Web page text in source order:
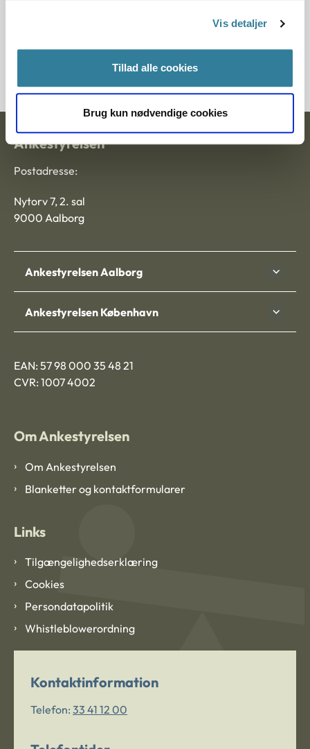
Vis detaljer
Tillad alle cookies
Brug kun nødvendige cookies
Ankestyrelsen
Postadresse:
Nytorv 7, 2. sal
9000 Aalborg
Ankestyrelsen Aalborg
Ankestyrelsen København
EAN: 57 98 000 35 48 21
CVR: 1007 4002
Om Ankestyrelsen
Om Ankestyrelsen
Blanketter og kontaktformularer
Links
Tilgængelighedserklæring
Cookies
Persondatapolitik
Whistleblowerordning
Kontaktinformation
Telefon: 33 41 12 00